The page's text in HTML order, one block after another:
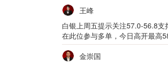
01月27日
5m
王峰
白银上周五提示关注57.0-56.8支
在此位参与多单，今日高开最高
58.2给到1.2-1.5美金空间。可以
导仅供参考,不做为交易依据。
金崇国